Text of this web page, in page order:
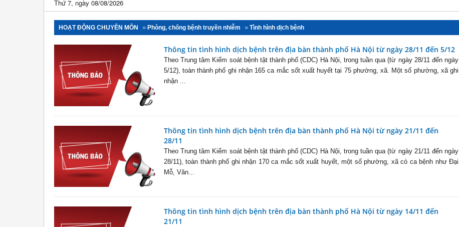
Thứ 7, ngày 08/08/2026
HOẠT ĐỘNG CHUYÊN MÔN Phòng, chống bệnh truyền nhiễm Tình hình dịch bệnh
Thông tin tình hình dịch bệnh trên địa bàn thành phố Hà Nội từ ngày 28/11 đến 5/12
Theo Trung tâm Kiểm soát bệnh tật thành phố (CDC) Hà Nội, trong tuần qua (từ ngày 28/11 đến ngày
5/12), toàn thành phố ghi nhận 165 ca mắc sốt xuất huyết tại 75 phường, xã. Một số phường, xã ghi
nhận ...
Thông tin tình hình dịch bệnh trên địa bàn thành phố Hà Nội từ ngày 21/11 đến
28/11
Theo Trung tâm Kiểm soát bệnh tật thành phố (CDC) Hà Nội, trong tuần qua (từ ngày 21/11 đến ngày
28/11), toàn thành phố ghi nhận 170 ca mắc sốt xuất huyết, một số phường, xã có ca bệnh như Đại
Mỗ, Văn...
Thông tin tình hình dịch bệnh trên địa bàn thành phố Hà Nội từ ngày 14/11 đến
21/11